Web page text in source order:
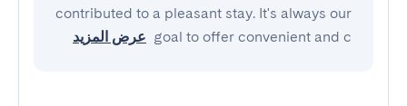
contributed to a pleasant stay. It's always our
goal to offer convenient and c عرض المزيد